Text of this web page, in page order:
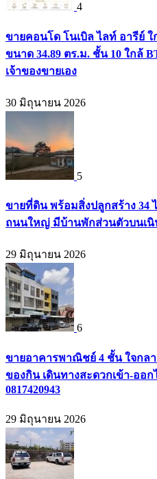
4
ขายคอนโด โนเบิล ไลท์ อารีย์
ขนาด 34.89 ตร.ม. ชั้น 10 ใกล้
เจ้าของขายเอง
30 มิถุนายน 2026
5
ขายที่ดิน พร้อมสิ่งปลูกสร้าง 34
ถนนใหญ่ มีบ้านพักส่วนตัวบนเนิน
29 มิถุนายน 2026
6
ขายอาคารพาณิชย์ 4 ชั้น ใจกล
ของกิน เดินทางสะดวกเข้า-ออ
0817420943
29 มิถุนายน 2026